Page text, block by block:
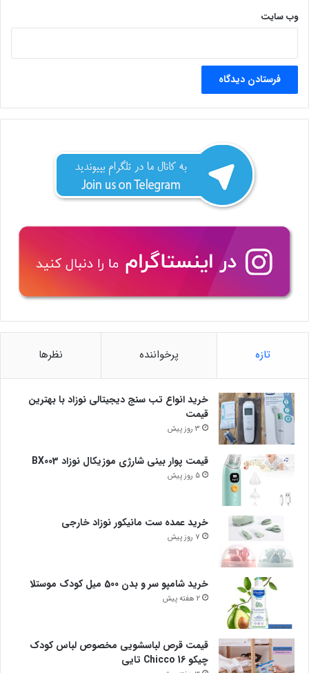
وب‌ سایت
تازه پرخواننده نظرها
خرید انواع تب سنج دیجیتالی نوزاد با بهترین
قیمت
3 روز پیش
قیمت پوار بینی شارژی موزیکال نوزاد BX003
5 روز پیش
خرید عمده ست مانیکور نوزاد خارجی
7 روز پیش
خرید شامپو سر و بدن 500 میل کودک موستلا
2 هفته پیش
قیمت قرص لباسشویی مخصوص لباس کودک
چیکو Chicco 16 تایی